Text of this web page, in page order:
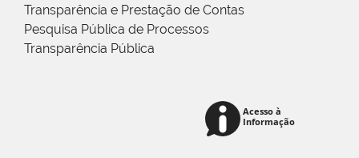
Transparência e Prestação de Contas
Pesquisa Pública de Processos
Transparência Pública